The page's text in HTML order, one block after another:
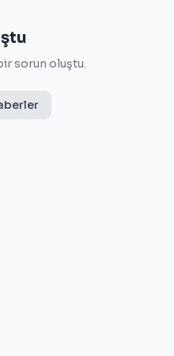
sorun oluştu.